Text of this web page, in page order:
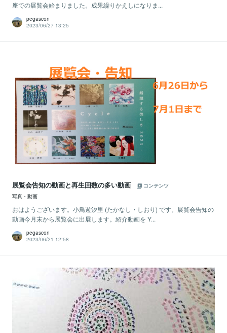
座での展覧会始まりました。成果繰りかえしになりま...
pegascon
2023/06/27 13:25
展覧会告知の動画と再生回数の多い動画
コンテンツ
写真・動画
おはようございます。小鳥遊汐里 (たかなし・しおり) です。展覧会告知の
動画今月末から展覧会に出展します。紹介動画を Y...
pegascon
2023/06/21 12:58